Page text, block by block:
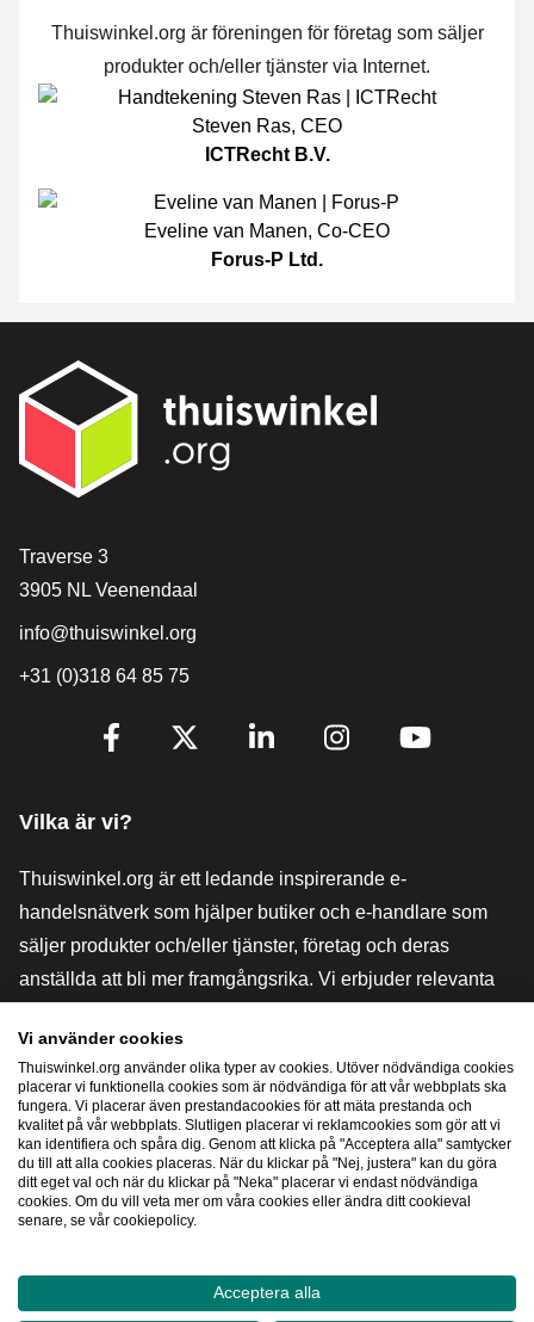
Thuiswinkel.org är föreningen för företag som säljer
produkter och/eller tjänster via Internet.
Steven Ras, CEO
ICTRecht B.V.
Eveline van Manen, Co-CEO
Forus-P Ltd.
[_General:Contact]
Traverse 3
3905 NL Veenendaal
info@thuiswinkel.org
+31 (0)318 64 85 75
[_General:SocialMediaTitle]
Vilka är vi?
Thuiswinkel.org är ett ledande inspirerande e-
handelsnätverk som hjälper butiker och e-handlare som
säljer produkter och/eller tjänster, företag och deras
anställda att bli mer framgångsrika. Vi erbjuder relevanta
Thuiswinkel-recensioner, rättsliga medel och rådgivning,
stöd, marknadsundersökningar och vi har en egen
utbildningsplattform, Thuiswinkel e-Academy.
Navigera snabbt
Vi använder cookies
Thuiswinkel.org använder olika typer av cookies. Utöver nödvändiga cookies
placerar vi funktionella cookies som är nödvändiga för att vår webbplats ska
fungera. Vi placerar även prestandacookies för att mäta prestanda och
kvalitet på vår webbplats. Slutligen placerar vi reklamcookies som gör att vi
kan identifiera och spåra dig. Genom att klicka på "Acceptera alla" samtycker
du till att alla cookies placeras. När du klickar på "Nej, justera" kan du göra
ditt eget val och när du klickar på "Neka" placerar vi endast nödvändiga
cookies. Om du vill veta mer om våra cookies eller ändra ditt cookieval
senare, se vår cookiepolicy.
Acceptera alla